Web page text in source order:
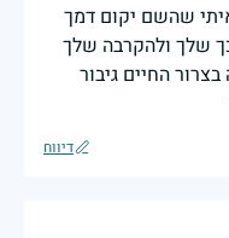
שהשם יקום דמך
שלך ולהקרבה שלך
החיים גיבור
דיווח